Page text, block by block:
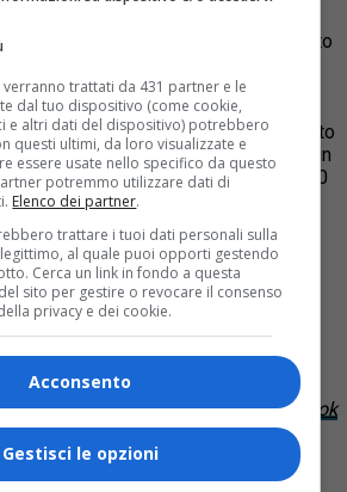
spaccio dagli agenti del Commissariato
anni e precedenti in materia di
domicilio, il settantacinquenne
un involucro di cocaina ma ne
grosso, di 16,5 grammi, poi rinvenuto
della Polizia di Stato, all’interno di un
gli agenti hanno sequestrato 1650
nella della tasca di un giubbotto
3 bilancini di precisione, 1
e diversi rotoli di cellofan e carta
dello stesso materiale.
seguendoci su Google News!
, segui la nostrapagina Facebook
Piemontese
trattati da 431 partner e le
dal tuo dispositivo (come cookie,
e altri dati del dispositivo) potrebbero
questi ultimi, da loro visualizzate e
essere usate nello specifico da questo
potremmo utilizzare dati di
Elenco dei partner.
trattare i tuoi dati personali sulla
al quale puoi opporti gestendo
Cerca un link in fondo a questa
sito per gestire o revocare il consenso
privacy e dei cookie.
Acconsento
Gestisci le opzioni